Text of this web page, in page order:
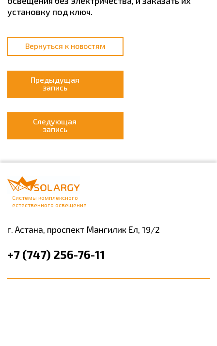
установку под ключ.
Вернуться к новостям
Предыдущая
запись
Следующая
запись
Системы комплексного
естественного освещения
г. Астана, проспект Мангилик Ел, 19/2
+7 (747) 256-76-11